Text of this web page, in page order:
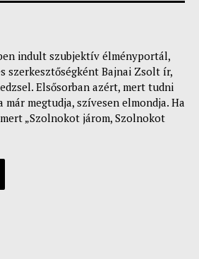
indult szubjektív élményportál,
szerkesztőségként Bajnai Zsolt ír,
Elsősorban azért, mert tudni
már megtudja, szívesen elmondja. Ha
„Szolnokot járom, Szolnokot